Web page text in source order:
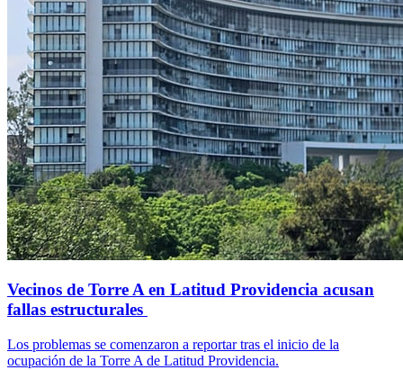
Vecinos de Torre A en Latitud Providencia acusan
fallas estructurales
Los problemas se comenzaron a reportar tras el inicio de la
ocupación de la Torre A de Latitud Providencia.